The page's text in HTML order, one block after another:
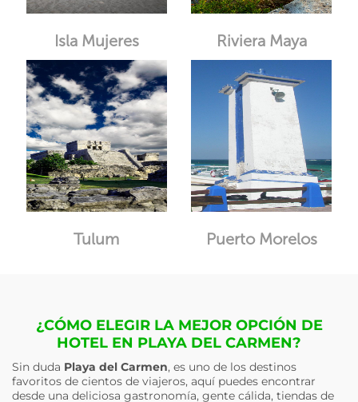
Isla Mujeres Riviera Maya
Tulum Puerto Morelos
¿CÓMO ELEGIR LA MEJOR OPCIÓN DE
HOTEL EN PLAYA DEL CARMEN?
Sin duda Playa del Carmen, es uno de los destinos
favoritos de cientos de viajeros, aquí puedes encontrar
desde una deliciosa gastronomía, gente cálida, tiendas de